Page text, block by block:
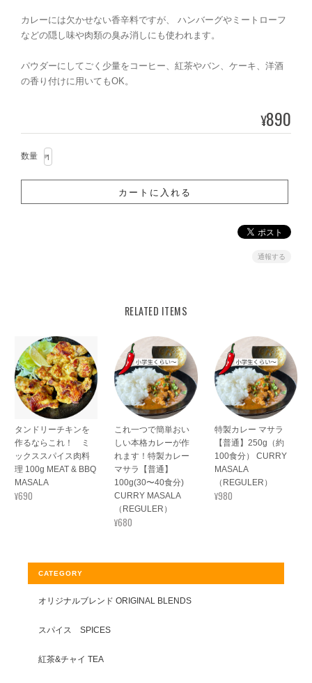
カレーには欠かせない香辛料ですが、 ハンバーグやミートローフ
などの隠し味や肉類の臭み消しにも使われます。
パウダーにしてごく少量をコーヒー、紅茶やバン、ケーキ、洋酒
の香り付けに用いてもOK。
¥890
数量
通報する
RELATED ITEMS
タンドリーチキンを
作るならこれ！ ミ
ックススパイス肉料
理 100g MEAT & BBQ
MASALA
¥690
これ一つで簡単おい
しい本格カレーが作
れます！特製カレー
マサラ【普通】
100g(30〜40食分)
CURRY MASALA
（REGULER）
¥680
特製カレー マサラ
【普通】250g（約
100食分） CURRY
MASALA
（REGULER）
¥980
CATEGORY
オリジナルブレンド ORIGINAL BLENDS
スパイス SPICES
紅茶&チャイ TEA